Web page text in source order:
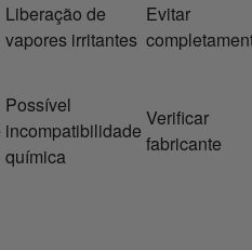
Liberação de
vapores irritantes
Evitar
Possível
incompatibilidade
química
Verificar
fabricante